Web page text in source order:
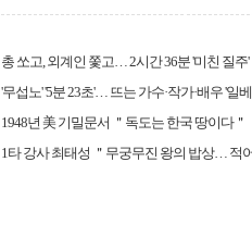
총 쏘고, 외계인 쫓고… 2시간 36분 '미친 질주'
'무섭노' '5분 23초'… 뜨는 가수·작가·배우 '일
1948년 美 기밀문서 ＂독도는 한국 땅이다＂
1타 강사 최태성 ＂무궁무진 왕의 밥상… 적